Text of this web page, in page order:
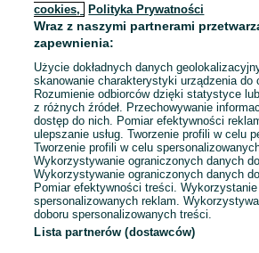
LUB
E-mail
Hasło
cookies,
Polityka Prywatności
Wraz z naszymi partnerami
zapewnienia:
Użycie dokładnych danych
skanowanie charakterystyki urządzenia do
Rozumienie odbiorców dzięki statystyce
z różnych źródeł. Przechowywanie
dostęp do nich. Pomiar efektywności
ulepszanie usług. Tworzenie profili w celu
Tworzenie profili w celu
Wykorzystywanie ograniczonych danych
Wykorzystywanie ograniczonych danych
Pomiar efektywności treści.
spersonalizowanych reklam.
doboru spersonalizowanych treści.
Lista partnerów (dostawców)